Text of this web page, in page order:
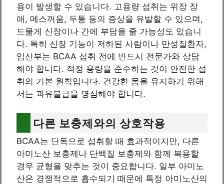
용이 발생할 수 있습니다. 고용량 섭취는 위장 장
애, 메스꺼움, 두통 등의 증상을 유발할 수 있으며,
드물게 신장이나 간에 부담을 줄 가능성도 있습니
다. 특히 신장 기능이 저하된 사람이나 만성질환자,
임산부는 BCAA 섭취 전에 반드시 전문가와 상담
해야 합니다. 적정 용량을 준수하는 것이 안전한 섭
취의 기본 원칙입니다. 건강한 몸을 유지하기 위해
서는 과유불급을 명심해야 합니다.
다른 보충제와의 상호작용
BCAA는 단독으로 섭취할 때 효과적이지만, 다른
아미노산 보충제나 단백질 보충제와 함께 복용할
경우 균형을 맞추는 것이 중요합니다. 일부 아미노
산은 경쟁적으로 흡수되기 때문에 특정 아미노산의